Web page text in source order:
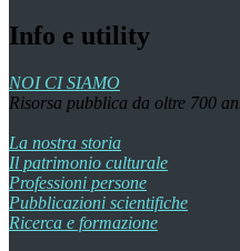
Info e utility
NOI CI SIAMO
Risorsa pubblica da oltre 700
La nostra storia
Il patrimonio culturale
Professioni persone
Pubblicazioni scientifiche
Ricerca e formazione